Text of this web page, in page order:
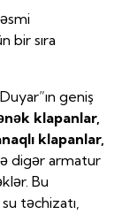
bir sıra
geniş
klapanlar,
klapanlar,
digər armatur
Bu
təchizatı,